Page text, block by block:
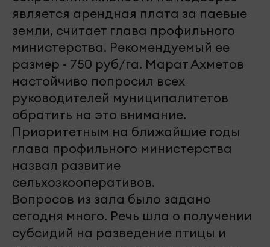
является арендная плата за паевые
земли, считает глава профильного
министерства. Рекомендуемый ее
размер - 750 руб/га. Марат Ахметов
настойчиво попросил всех
руководителей муниципалитетов
обратить на это внимание.
Приоритетным на ближайшие годы
глава профильного министерства
назвал развитие
сельхозкооперативов.
Вопросов из зала было задано
сегодня много. Речь шла о получении
субсидий на разведение птицы и